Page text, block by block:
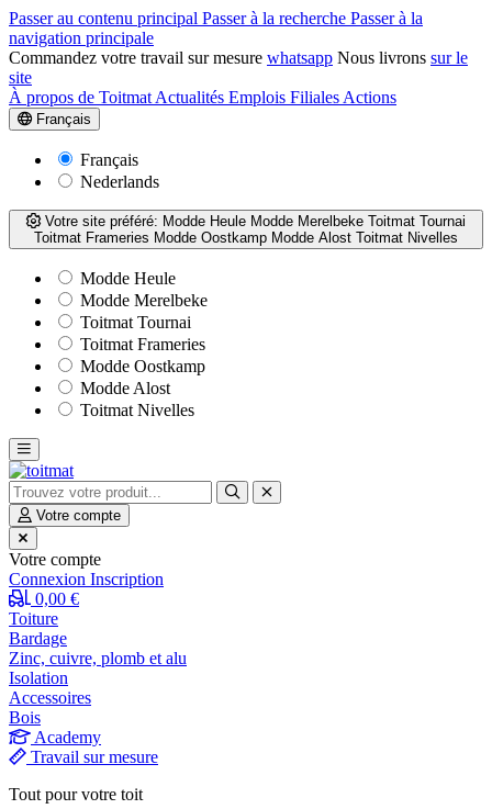
Passer au contenu principal Passer à la recherche Passer à la
navigation principale
Commandez votre travail sur mesure whatsapp Nous livrons sur le
site
À propos de Toitmat Actualités Emplois Filiales Actions
Français
Français
Nederlands
Votre site préféré: Modde Heule Modde Merelbeke Toitmat Tournai
Toitmat Frameries Modde Oostkamp Modde Alost Toitmat Nivelles
Modde Heule
Modde Merelbeke
Toitmat Tournai
Toitmat Frameries
Modde Oostkamp
Modde Alost
Toitmat Nivelles
Votre compte
Votre compte
Connexion Inscription
0,00 €
Toiture
Bardage
Zinc, cuivre, plomb et alu
Isolation
Accessoires
Bois
Academy
Travail sur mesure
Tout pour votre toit